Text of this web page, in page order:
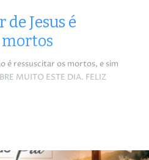
Jesus é
mortos
é ressuscitar os mortos, e sim
MUITO ESTE DIA. FELIZ